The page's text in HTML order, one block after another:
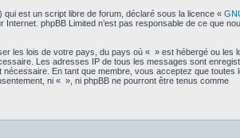
est un script libre de forum, déclaré sous la licence «
phpBB Limited n’est pas responsable de ce que
les lois de votre pays, du pays où « » est hébergé ou les
Les adresses IP de tous les messages sont
En tant que membre, vous acceptez que toutes
ni « », ni phpBB ne pourront être tenus comme